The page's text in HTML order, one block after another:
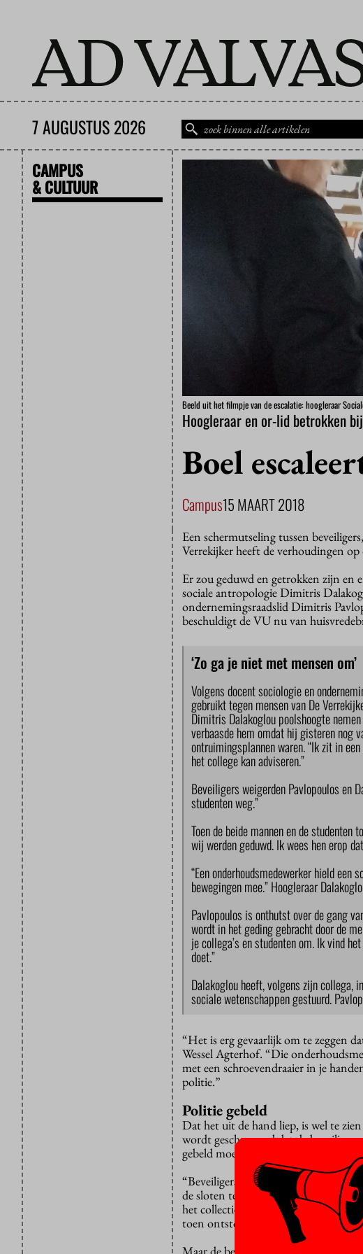
7 AUGUSTUS 2026
CAMPUS
& CULTUUR
Beeld uit het filmpje van de escalatie: hoogleraar
Hoogleraar en or-lid betrokken
Boel
Campus15 MAART 2018
Een schermutseling tussen
Verrekijker heeft de verhoudingen
Er zou geduwd en getrokken zijn en
sociale antropologie Dimitris
ondernemingsraadslid Dimitris
beschuldigt de VU nu van
‘Zo ga je niet met mensen om’
Volgens docent sociologie en
gebruikt tegen mensen van De
Dimitris Dalakoglou poolshoogte
verbaasde hem omdat hij gisteren nog
ontruimingsplannen waren. “Ik zit in
het college kan adviseren.”
Beveiligers weigerden Pavlopoulos en
studenten weg.”
Toen de beide mannen en de studenten
wij werden geduwd. Ik wees hen erop
“Een onderhoudsmedewerker hield een
bewegingen mee.” Hoogleraar
Pavlopoulos is onthutst over de gang
wordt in het geding gebracht door de
je collega’s en studenten om. Ik vind
doet.”
Dalakoglou heeft, volgens zijn collega,
sociale wetenschappen gestuurd.
“Het is erg gevaarlijk om te zeggen
Wessel Agterhof. “Die
met een schroevendraaier in je
politie.”
Politie gebeld
Dat het uit de hand liep, is wel te
wordt geschreeuwd dat de
gebeld moet worden.
“Beveiligers hebben vanmorgen
de sloten te vervangen”, zegt
het collectief zijn spullen uit de
toen ontstond er wat consternatie. Ik